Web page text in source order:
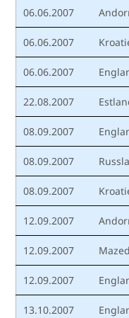
06.06.2007
06.06.2007
06.06.2007
22.08.2007
08.09.2007
08.09.2007
08.09.2007
12.09.2007
12.09.2007
12.09.2007
13.10.2007